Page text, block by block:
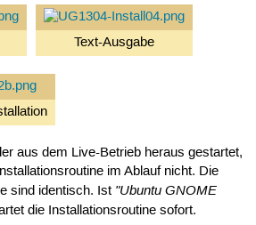
Text-Ausgabe
aus dem Live-Betrieb heraus gestartet,
im Ablauf nicht. Die
sind identisch. Ist "Ubuntu GNOME
die Installationsroutine sofort.